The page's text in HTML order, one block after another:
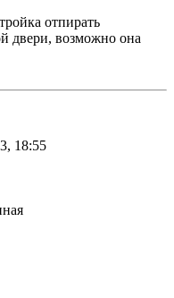
отпирать
двери, возможно она
18:55